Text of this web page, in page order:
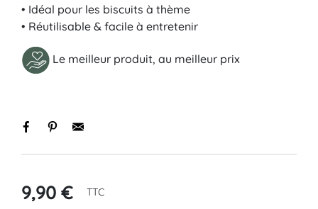
• Idéal pour les biscuits à thème
• Réutilisable & facile à entretenir
Le meilleur produit, au meilleur prix
9,90 € TTC